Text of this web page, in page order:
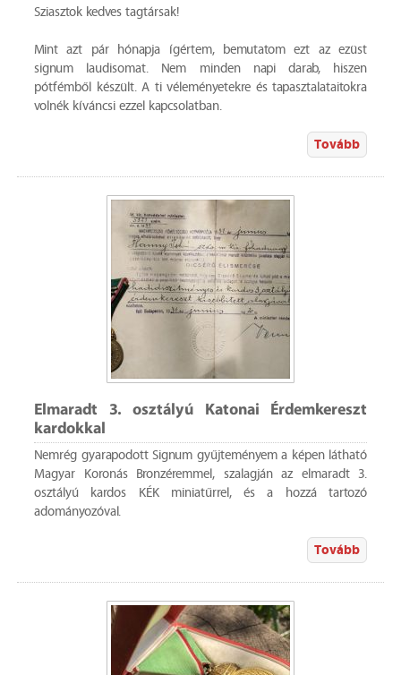
Sziasztok kedves tagtársak!
Mint azt pár hónapja ígértem, bemutatom ezt az ezüst
signum laudisomat. Nem minden napi darab, hiszen
pótfémből készült. A ti véleményetekre és tapasztalataitokra
volnék kíváncsi ezzel kapcsolatban.
Tovább
Elmaradt 3. osztályú Katonai Érdemkereszt
kardokkal
Nemrég gyarapodott Signum gyűjteményem a képen látható
Magyar Koronás Bronzéremmel, szalagján az elmaradt 3.
osztályú kardos KÉK miniatűrrel, és a hozzá tartozó
adományozóval.
Tovább